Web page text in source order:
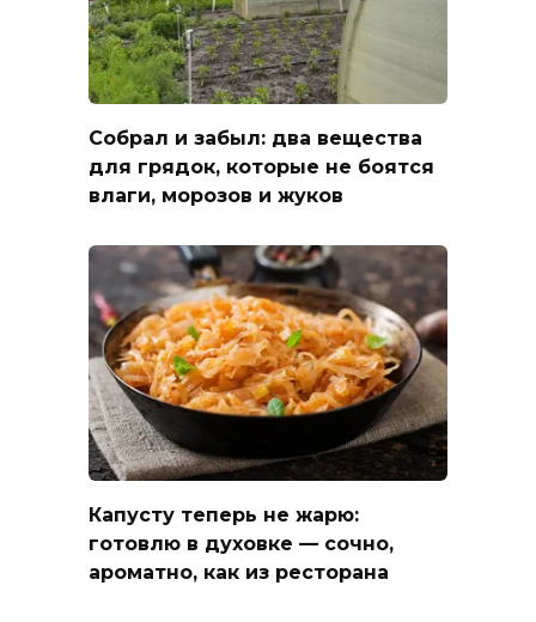
Собрал и забыл: два вещества
для грядок, которые не боятся
влаги, морозов и жуков
Капусту теперь не жарю:
готовлю в духовке — сочно,
ароматно, как из ресторана